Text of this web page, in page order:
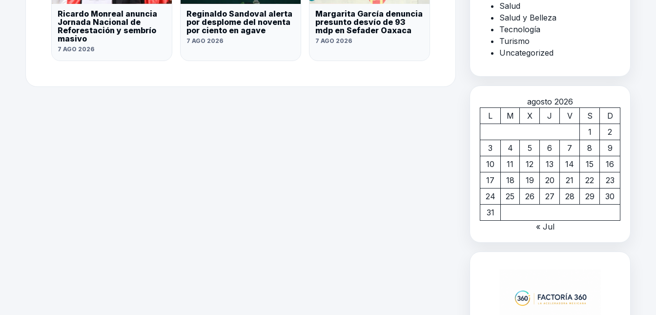
Ricardo Monreal anuncia
Jornada Nacional de
Reforestación y sembrío
masivo
7 AGO 2026
Reginaldo Sandoval alerta
por desplome del noventa
por ciento en agave
7 AGO 2026
Margarita García denuncia
presunto desvío de 93
mdp en Sefader Oaxaca
7 AGO 2026
Salud
Salud y Belleza
Tecnología
Turismo
Uncategorized
agosto 2026
L
M X J V S
D
1
2
3
4 5 6 7 8
9
10
11 12 13 14 15
16
17
18 19 20 21 22
23
24
25 26 27 28 29
30
31
« Jul